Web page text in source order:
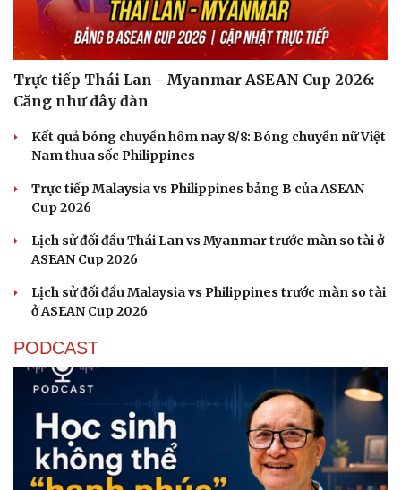
Trực tiếp Thái Lan - Myanmar ASEAN Cup 2026:
Căng như dây đàn
Kết quả bóng chuyền hôm nay 8/8: Bóng chuyền nữ Việt
Nam thua sốc Philippines
Trực tiếp Malaysia vs Philippines bảng B của ASEAN
Cup 2026
Lịch sử đối đầu Thái Lan vs Myanmar trước màn so tài ở
ASEAN Cup 2026
Lịch sử đối đầu Malaysia vs Philippines trước màn so tài
ở ASEAN Cup 2026
PODCAST